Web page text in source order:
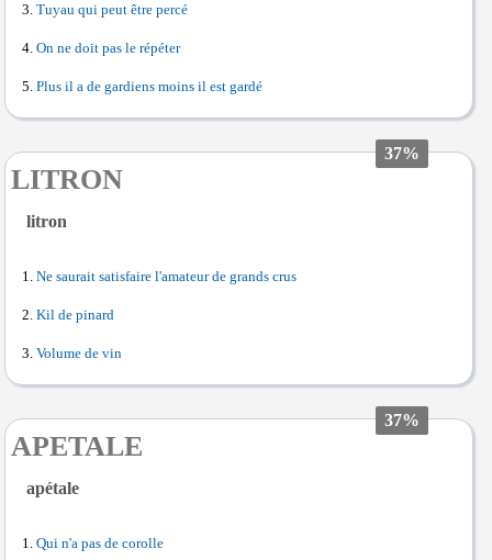
Tuyau qui peut être percé
On ne doit pas le répéter
Plus il a de gardiens moins il est gardé
37%
LITRON
litron
Ne saurait satisfaire l'amateur de grands crus
Kil de pinard
Volume de vin
37%
APETALE
apétale
Qui n'a pas de corolle